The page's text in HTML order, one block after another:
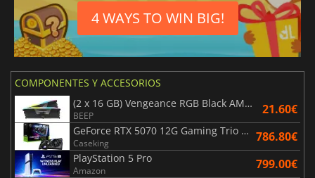
4 WAYS TO WIN BIG!
COMPONENTES Y ACCESORIOS
(2 x 16 GB) Vengeance RGB Black AMD Expo 6000 MHz - CAS 30
BEEP 21.60€
GeForce RTX 5070 12G Gaming Trio OC Black
Caseking 786.80€
PlayStation 5 Pro
Amazon 799.00€